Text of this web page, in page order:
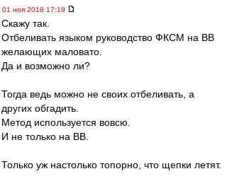
01 ноя 2018 17:19
Скажу так.
Отбеливать языком руководство ФКСМ на ВВ
желающих маловато.
Да и возможно ли?
Тогда ведь можно не своих отбеливать, а
других обгадить.
Метод используется вовсю.
И не только на ВВ.
Только уж настолько топорно, что щепки летят.